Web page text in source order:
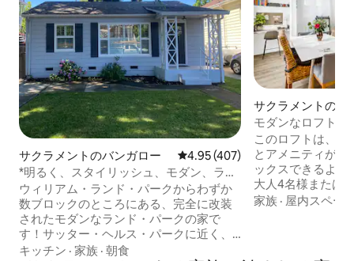
サクラメントのバンガロー レビュー407件、5つ星中4.95つ
4.95 (407)
*明るく、スタイリッシュ、モダン、ラン
ドパークの宝石！
ウィリアム・ランド・パークからわずか
数ブロックのところにある、完全に改装
されたモダンなランド・パークの家で
す！サッター・ヘルス・パークに近く、
ミッドタウンまで4マイル、サクラメント
キッチン · 家族 · 朝食
サクラメントのロ
モダンなロフト、中心部、
電器、 お子様に
このロフトは、心
とアメニティが揃
ックスできるよう
大人4名様または
適にお過ごしいた
家族 · 屋内スペー